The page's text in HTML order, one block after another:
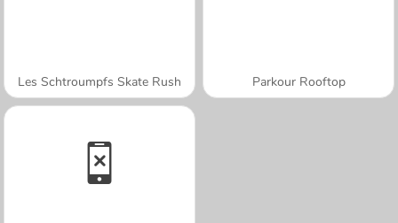
Les Schtroumpfs Skate Rush Parkour Rooftop